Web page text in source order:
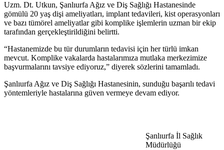
Uzm. Dt. Utkun, Şanlıurfa Ağız ve Diş Sağlığı Hastanesinde
gömülü 20 yaş dişi ameliyatları, implant tedavileri, kist operasyonları
ve bazı tümörel ameliyatlar gibi komplike işlemlerin uzman bir ekip
tarafından gerçekleştirildiğini belirtti.
“Hastanemizde bu tür durumların tedavisi için her türlü imkan
mevcut. Komplike vakalarda hastalarımıza mutlaka merkezimize
başvurmalarını tavsiye ediyoruz,” diyerek sözlerini tamamladı.
Şanlıurfa Ağız ve Diş Sağlığı Hastanesinin, sunduğu başarılı tedavi
yöntemleriyle hastalarına güven vermeye devam ediyor.
Şanlıurfa İl Sağlık
Müdürlüğü